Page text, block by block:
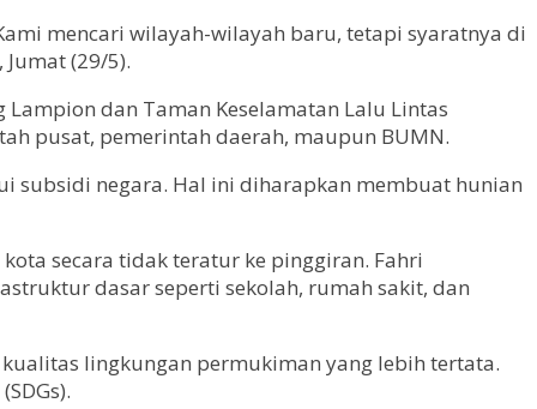
mencari wilayah-wilayah baru, tetapi syaratnya di
(29/5).
dan Taman Keselamatan Lalu Lintas
pusat, pemerintah daerah, maupun BUMN.
subsidi negara. Hal ini diharapkan membuat hunian
secara tidak teratur ke pinggiran. Fahri
dasar seperti sekolah, rumah sakit, dan
lingkungan permukiman yang lebih tertata.